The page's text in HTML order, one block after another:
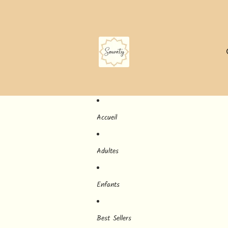
Accueil
Adultes
Enfants
Best Sellers